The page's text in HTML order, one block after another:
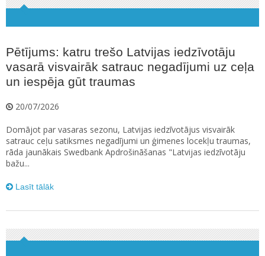
Pētījums: katru trešo Latvijas iedzīvotāju
vasarā visvairāk satrauc negadījumi uz ceļa
un iespēja gūt traumas
20/07/2026
Domājot par vasaras sezonu, Latvijas iedzīvotājus visvairāk
satrauc ceļu satiksmes negadījumi un ģimenes locekļu traumas,
rāda jaunākais Swedbank Apdrošināšanas "Latvijas iedzīvotāju
bažu...
Lasīt tālāk